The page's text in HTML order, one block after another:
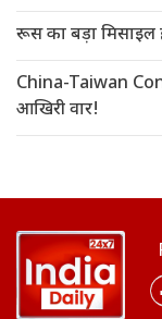
रूस का बड़ा मिसाइल
China-Taiwan
आखिरी वार!